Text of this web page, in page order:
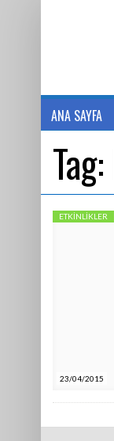
ANA SAYFA
Tag:
23/04/2015
ETKINLIKLER